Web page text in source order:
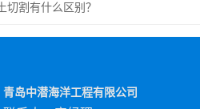
切割有什么区别？
青岛中潜海洋工程有限公司